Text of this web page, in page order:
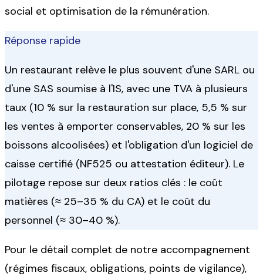
social et optimisation de la rémunération.
Réponse rapide
Un restaurant relève le plus souvent d'une SARL ou
d'une SAS soumise à l'IS, avec une TVA à plusieurs
taux (10 % sur la restauration sur place, 5,5 % sur
les ventes à emporter conservables, 20 % sur les
boissons alcoolisées) et l'obligation d'un logiciel de
caisse certifié (NF525 ou attestation éditeur). Le
pilotage repose sur deux ratios clés : le coût
matières (≈ 25–35 % du CA) et le coût du
personnel (≈ 30–40 %).
Pour le détail complet de notre accompagnement
(régimes fiscaux, obligations, points de vigilance),